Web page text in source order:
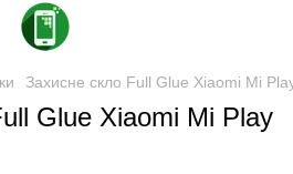
Захисне скло Full Glue Xiaomi Mi
Glue Xiaomi Mi Play